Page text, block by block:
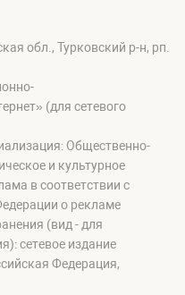
обл., Турковский р-н, рп.
(для сетевого
Общественно-
и культурное
в соответствии с
о рекламе
(вид - для
сетевое издание
Федерация,